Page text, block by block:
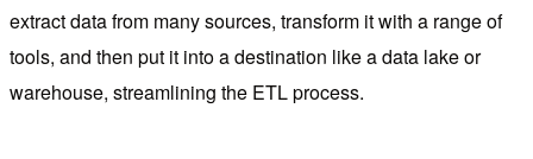
extract data from many sources, transform it with a range of
tools, and then put it into a destination like a data lake or
warehouse, streamlining the ETL process.